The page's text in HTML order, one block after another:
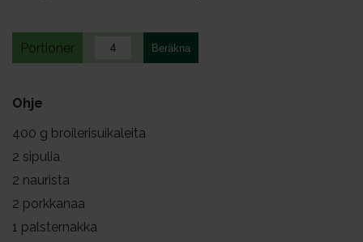
Portioner
Ohje
400 g broilerisuikaleita
2 sipulia
2 naurista
2 porkkanaa
1 palsternakka